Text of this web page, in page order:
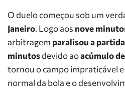
O duelo começou sob um
Janeiro. Logo aos nove
arbitragem paralisou a
minutosdevido aoacúmulo
tornou o campo impraticável
normal da bola e o